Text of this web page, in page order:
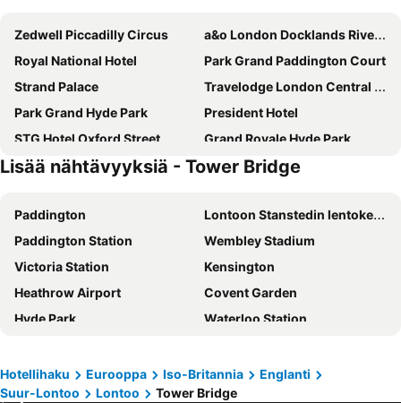
Zedwell Piccadilly Circus
a&o London Docklands Riverside
Royal National Hotel
Park Grand Paddington Court
Strand Palace
Travelodge London Central City Road
Park Grand Hyde Park
President Hotel
STG Hotel Oxford Street
Grand Royale Hyde Park
Park Plaza London Riverbank
ibis budget London Whitechapel - Brick Lane
Copthorne Tara Hotel London Kensington
Premier Inn London County Hall
Tavistock Hotel
DoubleTree by Hilton London - Chelsea
Charlotte Street Rooms by News Hotel
Premier Inn London Paddington - Paddington Station
Assembly Leicester Square
Park Plaza Westminster Bridge Hotel
Central Park Hotel
Hilton London Metropole
Travelodge London Kings Cross Royal Scot
Ramada by Wyndham London North M1
Travelodge London City
hub by Premier Inn London Westminster Abbey hotel
Lisää nähtävyyksiä - Tower Bridge
Paddington
Lontoon Stanstedin lentokenttä
Paddington Station
Wembley Stadium
Victoria Station
Kensington
Heathrow Airport
Covent Garden
Hyde Park
Waterloo Station
Gatwickin lentokenttä
Camden Town
Bayswater
Oxford Street
Hotellihaku Eurooppa Iso-Britannia
Englanti
Suur-Lontoo
Lontoo Tower Bridge